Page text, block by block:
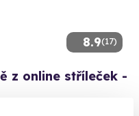
8.9(17)
z online stříleček -